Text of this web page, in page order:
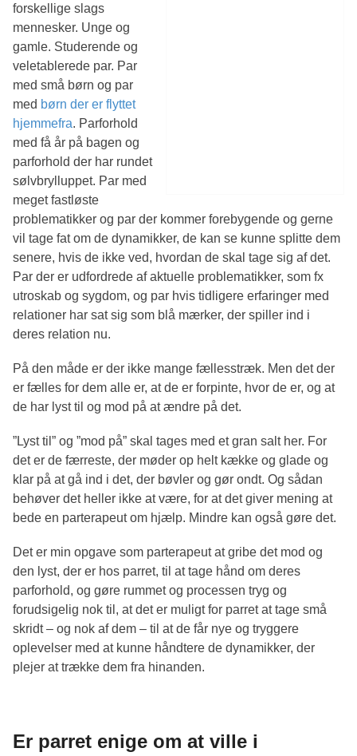
forskellige slags
mennesker. Unge og
gamle. Studerende og
veletablerede par. Par
med små børn og par
med børn der er flyttet
hjemmefra. Parforhold
med få år på bagen og
parforhold der har rundet
sølvbrylluppet. Par med
meget fastløste
problematikker og par der kommer forebygende og gerne
vil tage fat om de dynamikker, de kan se kunne splitte dem
senere, hvis de ikke ved, hvordan de skal tage sig af det.
Par der er udfordrede af aktuelle problematikker, som fx
utroskab og sygdom, og par hvis tidligere erfaringer med
relationer har sat sig som blå mærker, der spiller ind i
deres relation nu.
På den måde er der ikke mange fællesstræk. Men det der
er fælles for dem alle er, at de er forpinte, hvor de er, og at
de har lyst til og mod på at ændre på det.
”Lyst til” og ”mod på” skal tages med et gran salt her. For
det er de færreste, der møder op helt kække og glade og
klar på at gå ind i det, der bøvler og gør ondt. Og sådan
behøver det heller ikke at være, for at det giver mening at
bede en parterapeut om hjælp. Mindre kan også gøre det.
Det er min opgave som parterapeut at gribe det mod og
den lyst, der er hos parret, til at tage hånd om deres
parforhold, og gøre rummet og processen tryg og
forudsigelig nok til, at det er muligt for parret at tage små
skridt – og nok af dem – til at de får nye og tryggere
oplevelser med at kunne håndtere de dynamikker, der
plejer at trække dem fra hinanden.
Er parret enige om at ville i